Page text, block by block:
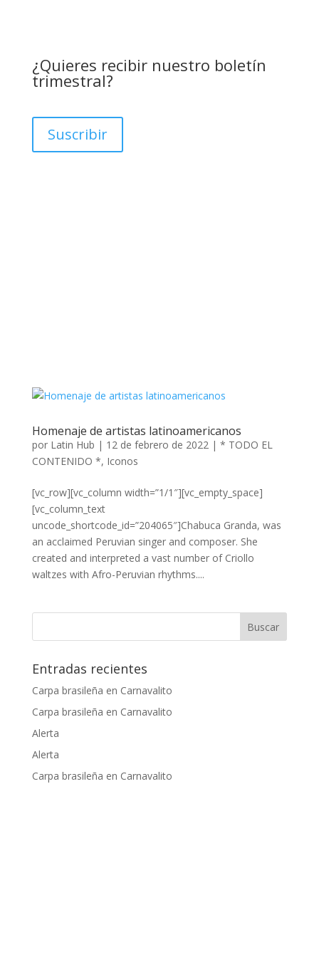
¿Quieres recibir nuestro boletín
trimestral?
Suscribir
Homenaje de artistas latinoamericanos
por Latin Hub | 12 de febrero de 2022| * TODO EL
CONTENIDO *, Iconos
[vc_row][vc_column width=”1/1″][vc_empty_space]
[vc_column_text
uncode_shortcode_id=”204065″]Chabuca Granda, was
an acclaimed Peruvian singer and composer. She
created and interpreted a vast number of Criollo
waltzes with Afro-Peruvian rhythms....
Entradas recientes
Carpa brasileña en Carnavalito
Carpa brasileña en Carnavalito
Alerta
Alerta
Carpa brasileña en Carnavalito